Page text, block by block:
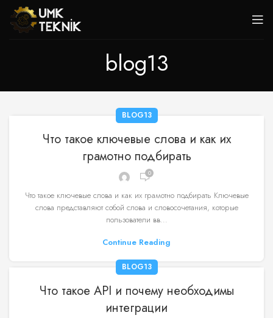
blog13
BLOG13
Что такое ключевые слова и как их
грамотно подбирать
0
Что такое ключевые слова и как их грамотно подбирать Ключевые
слова представляют собой слова и словосочетания, которые
пользователи вв...
Continue Reading
BLOG13
Что такое API и почему необходимы
интеграции